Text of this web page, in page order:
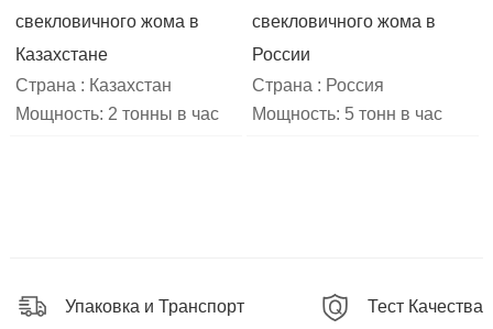
свекловичного жома в
Казахстане
Страна : Казахстан
Мощность: 2 тонны в час
свекловичного жома в
России
Страна : Россия
Мощность: 5 тонн в час
Упаковка и Транспорт Тест Качества